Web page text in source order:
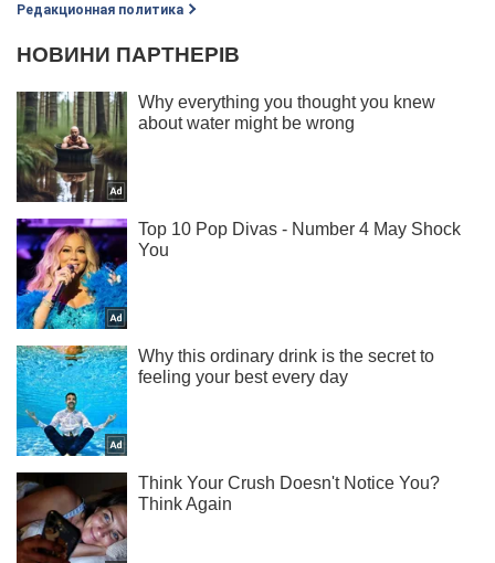
Редакционная политика